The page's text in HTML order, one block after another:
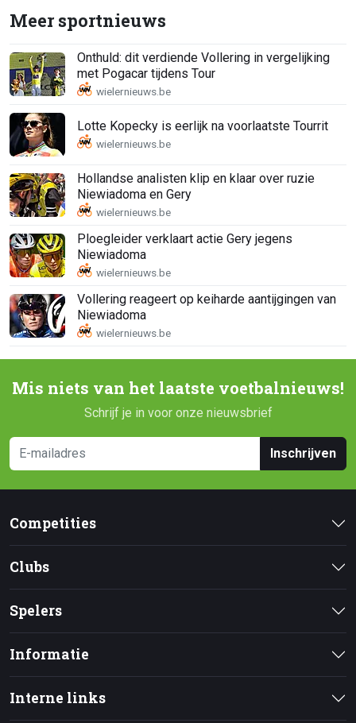
Meer sportnieuws
Onthuld: dit verdiende Vollering in vergelijking
met Pogacar tijdens Tour
Lotte Kopecky is eerlijk na voorlaatste Tourrit
Hollandse analisten klip en klaar over ruzie
Niewiadoma en Gery
Ploegleider verklaart actie Gery jegens
Niewiadoma
Vollering reageert op keiharde aantijgingen van
Niewiadoma
Mis niets van het laatste voetbalnieuws!
Schrijf je in voor onze nieuwsbrief
Inschrijven
Competities
Clubs
Spelers
Informatie
Interne links